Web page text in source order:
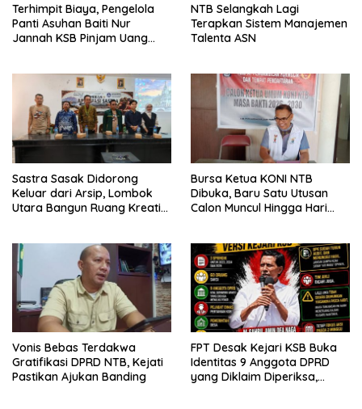
Terhimpit Biaya, Pengelola
Panti Asuhan Baiti Nur
Jannah KSB Pinjam Uang
Kunjung Tuntas
NTB Selangkah Lagi
Terapkan Sistem Manajemen
Talenta ASN
Sastra Sasak Didorong
Keluar dari Arsip, Lombok
Utara Bangun Ruang Kreatif
Bursa Ketua KONI NTB
Dibuka, Baru Satu Utusan
Calon Muncul Hingga Hari
Vonis Bebas Terdakwa
Gratifikasi DPRD NTB, Kejati
Pastikan Ajukan Banding
FPT Desak Kejari KSB Buka
Identitas 9 Anggota DPRD
yang Diklaim Diperiksa,